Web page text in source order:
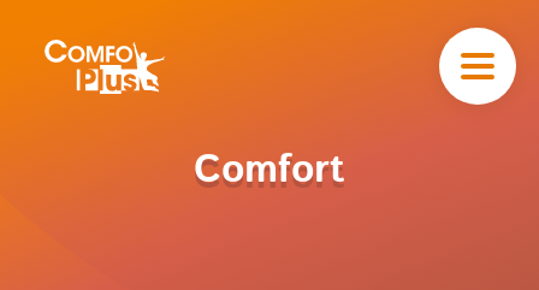
Comfort
navigatieComfoPlus